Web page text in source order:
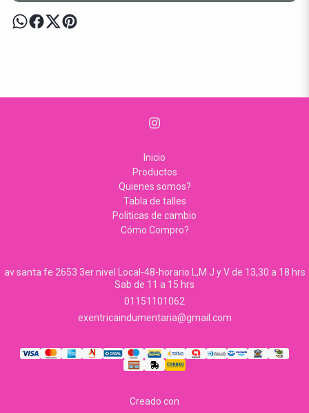
Inicio
Productos
Quienes somos?
Tabla de talles
Politicas de cambio
Cómo Compro?
av santa fe 2653 3er nivel Local-48-horario L,M J y V de 13,30 a 18 hrs
Sab de 11 a 15 hrs
01151101062
exentricaindumentaria@gmail.com
Creado con